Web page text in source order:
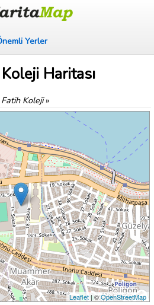
Yerler
Haritası
Koleji»
Leaflet| ©OpenStreetMap